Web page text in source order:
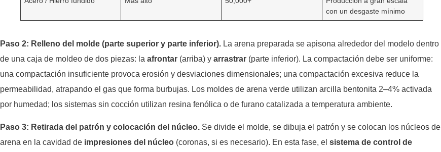
con un desgaste mínimo
Paso 2: Relleno del molde (parte superior y parte inferior). La arena preparada se apisona alrededor del modelo dentro
de una caja de moldeo de dos piezas: la afrontar (arriba) y arrastrar (parte inferior). La compactación debe ser uniforme:
una compactación insuficiente provoca erosión y desviaciones dimensionales; una compactación excesiva reduce la
permeabilidad, atrapando el gas que forma burbujas. Los moldes de arena verde utilizan arcilla bentonita 2–4% activada
por humedad; los sistemas sin cocción utilizan resina fenólica o de furano catalizada a temperatura ambiente.
Paso 3: Retirada del patrón y colocación del núcleo. Se divide el molde, se dibuja el patrón y se colocan los núcleos de
arena en la cavidad de impresiones del núcleo (coronas, si es necesario). En esta fase, el sistema de control de